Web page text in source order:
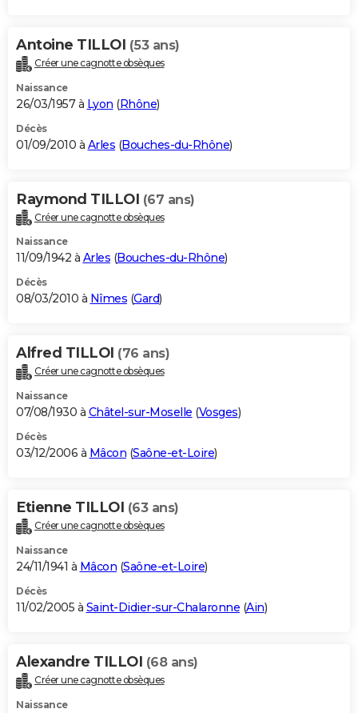
Antoine TILLOI (53 ans)
Créer une cagnotte obsèques
Naissance
26/03/1957 à Lyon (Rhône)
Décès
01/09/2010 à Arles (Bouches-du-Rhône)
Raymond TILLOI (67 ans)
Créer une cagnotte obsèques
Naissance
11/09/1942 à Arles (Bouches-du-Rhône)
Décès
08/03/2010 à Nîmes (Gard)
Alfred TILLOI (76 ans)
Créer une cagnotte obsèques
Naissance
07/08/1930 à Châtel-sur-Moselle (Vosges)
Décès
03/12/2006 à Mâcon (Saône-et-Loire)
Etienne TILLOI (63 ans)
Créer une cagnotte obsèques
Naissance
24/11/1941 à Mâcon (Saône-et-Loire)
Décès
11/02/2005 à Saint-Didier-sur-Chalaronne (Ain)
Alexandre TILLOI (68 ans)
Créer une cagnotte obsèques
Naissance